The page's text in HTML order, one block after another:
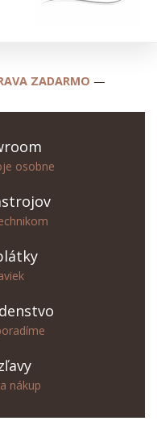
ZADARMO —
osobne
nákup